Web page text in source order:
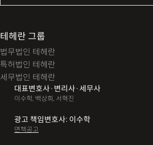
테헤란 그룹
법무법인 테헤란
특허법인 테헤란
세무법인 테헤란
대표변호사·변리사·세무사
이수학, 백상희, 서혁진
광고 책임변호사: 이수학
면책공고